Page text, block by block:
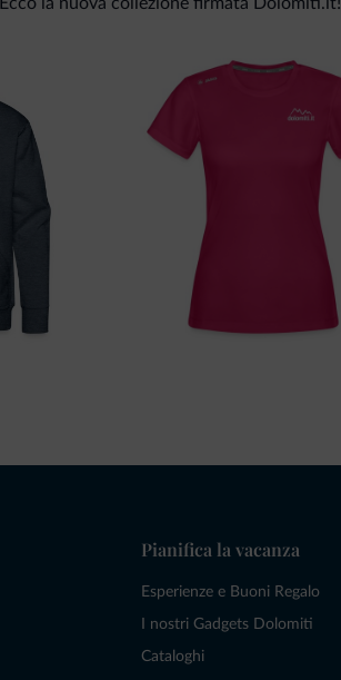
Pianifica la vacanza
Esperienze e Buoni Regalo
I nostri Gadgets Dolomiti
Cataloghi